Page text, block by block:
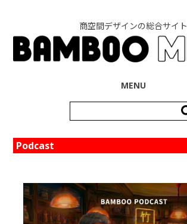
商空間デザインの総合サイト
MENU
索:
Podcast